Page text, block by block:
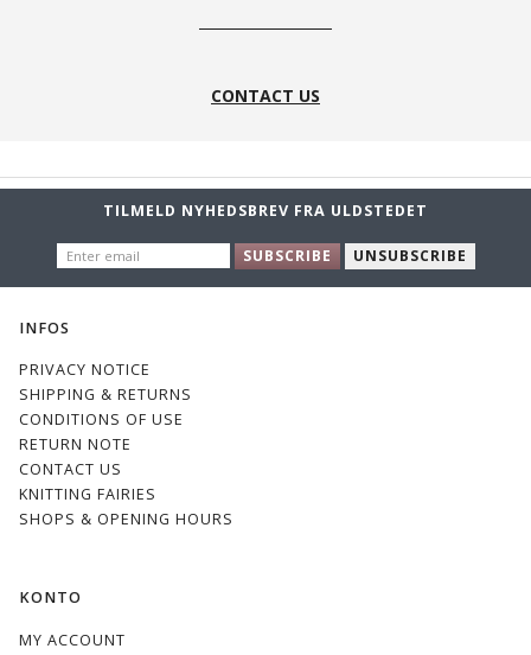
CONTACT US
TILMELD NYHEDSBREV FRA ULDSTEDET
EMAIL
SUBSCRIBE UNSUBSCRIBE
INFOS
PRIVACY NOTICE
SHIPPING & RETURNS
CONDITIONS OF USE
RETURN NOTE
CONTACT US
KNITTING FAIRIES
SHOPS & OPENING HOURS
KONTO
MY ACCOUNT